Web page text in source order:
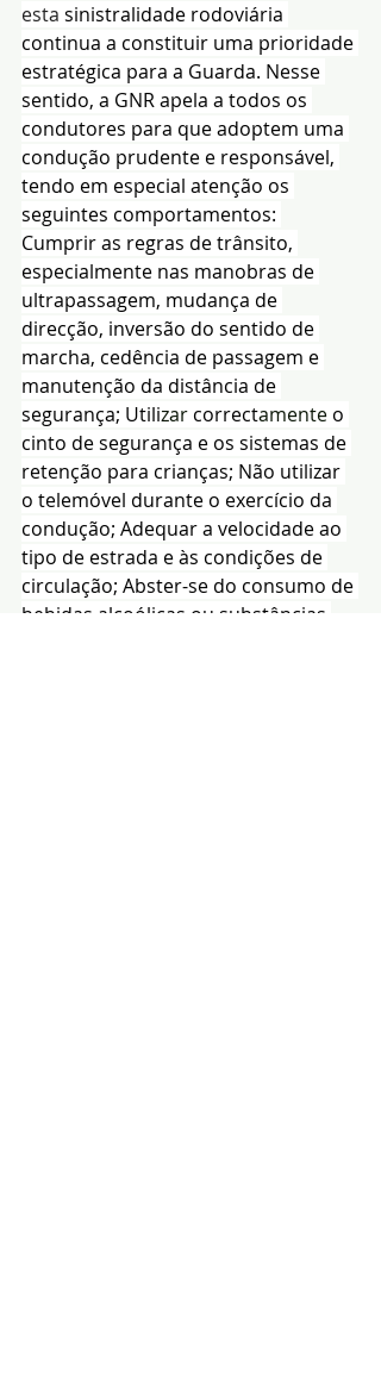
esta sinistralidade rodoviária
continua a constituir uma prioridade
estratégica para a Guarda. Nesse
sentido, a GNR apela a todos os
condutores para que adoptem uma
condução prudente e responsável,
tendo em especial atenção os
seguintes comportamentos:
Cumprir as regras de trânsito,
especialmente nas manobras de
ultrapassagem, mudança de
direcção, inversão do sentido de
marcha, cedência de passagem e
manutenção da distância de
segurança; Utilizar correctamente o
cinto de segurança e os sistemas de
retenção para crianças; Não utilizar
o telemóvel durante o exercício da
condução; Adequar a velocidade ao
tipo de estrada e às condições de
circulação; Abster-se do consumo de
bebidas alcoólicas ou substâncias